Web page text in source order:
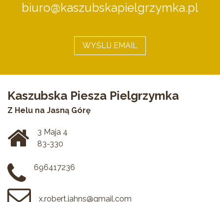
biuro@kaszubskapielgrzymka.pl
WYŚLIJ EMAIL
Kaszubska Piesza Pielgrzymka
Z Helu na Jasną Górę
3 Maja 4
83-330
696417236
x.robert.jahns@gmail.com